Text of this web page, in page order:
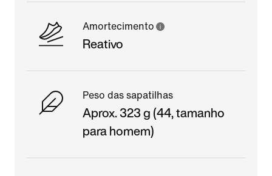
Amortecimento
Reativo
Peso das sapatilhas
Aprox. 323 g (44, tamanho
para homem)